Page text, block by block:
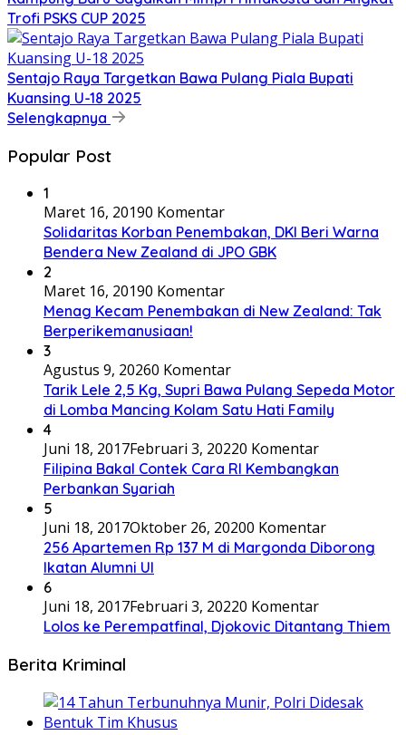
Trofi PSKS CUP 2025
Sentajo Raya Targetkan Bawa Pulang Piala Bupati
Kuansing U-18 2025
Selengkapnya
Popular Post
1
Maret 16, 20190 Komentar
Solidaritas Korban Penembakan, DKI Beri Warna
Bendera New Zealand di JPO GBK
2
Maret 16, 20190 Komentar
Menag Kecam Penembakan di New Zealand: Tak
Berperikemanusiaan!
3
Agustus 9, 20260 Komentar
Tarik Lele 2,5 Kg, Supri Bawa Pulang Sepeda Motor
di Lomba Mancing Kolam Satu Hati Family
4
Juni 18, 2017Februari 3, 20220 Komentar
Filipina Bakal Contek Cara RI Kembangkan
Perbankan Syariah
5
Juni 18, 2017Oktober 26, 20200 Komentar
256 Apartemen Rp 137 M di Margonda Diborong
Ikatan Alumni UI
6
Juni 18, 2017Februari 3, 20220 Komentar
Lolos ke Perempatfinal, Djokovic Ditantang Thiem
Berita Kriminal